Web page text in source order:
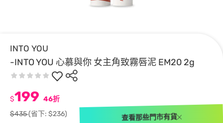
INTO YOU
-INTO YOU 心慕與你 女主角致霧唇泥 EM20 2g
$199 46折
$435(省下: $236) 查看那些門市有貨